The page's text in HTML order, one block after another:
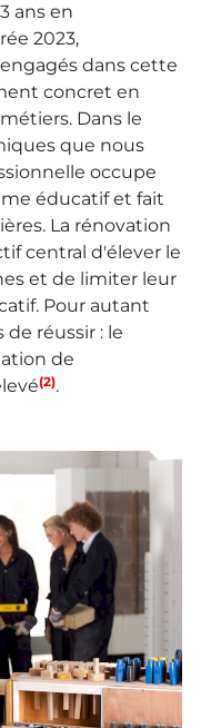
ans en
2023,
dans cette
concret en
Dans le
que nous
occupe
éducatif et fait
La rénovation
central d'élever le
et de limiter leur
Pour autant
réussir : le
de
(2).